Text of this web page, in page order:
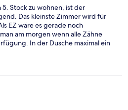
5. Stock zu wohnen, ist der
Das kleinste Zimmer wird für
EZ wäre es gerade noch
am morgen wenn alle Zähne
In der Dusche maximal ein
Wasser. Von der Toilettenspülung
Badeabteilung muß man die
ist mit jeglicher Leistung so wie
ist o.k. Küche mittel bis gut